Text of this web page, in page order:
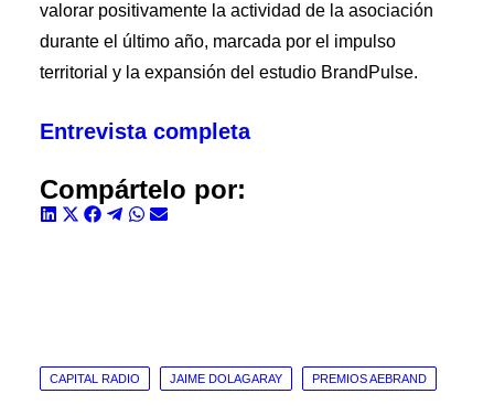
valorar positivamente la actividad de la asociación
durante el último año, marcada por el impulso
territorial y la expansión del estudio BrandPulse.
Entrevista completa
Compártelo por:
Compartir
Compartir
Compartir
Compartir
Compartir
CAPITAL RADIO JAIME DOLAGARAY PREMIOS AEBRAND